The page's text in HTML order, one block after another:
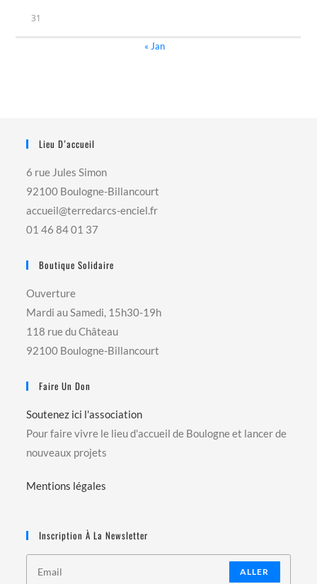
31
« Jan
Lieu D’accueil
6 rue Jules Simon
92100 Boulogne-Billancourt
accueil@terredarcs-enciel.fr
01 46 84 01 37
Boutique Solidaire
Ouverture
Mardi au Samedi, 15h30-19h
118 rue du Château
92100 Boulogne-Billancourt
Faire Un Don
Soutenez ici l'association
Pour faire vivre le lieu d'accueil de Boulogne et lancer de
nouveaux projets
Mentions légales
Inscription À La Newsletter
ALLER